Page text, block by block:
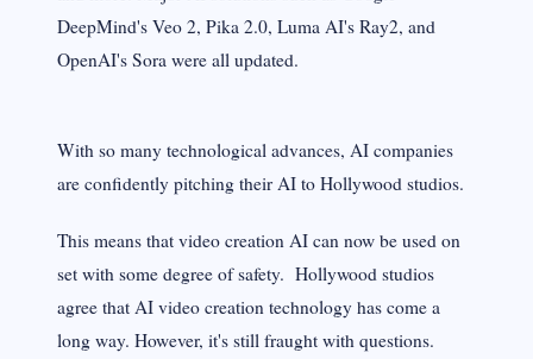
DeepMind's Veo 2, Pika 2.0, Luma AI's Ray2, and
OpenAI's Sora were all updated.
With so many technological advances, AI companies
are confidently pitching their AI to Hollywood studios.
This means that video creation AI can now be used on
set with some degree of safety. Hollywood studios
agree that AI video creation technology has come a
long way. However, it's still fraught with questions.